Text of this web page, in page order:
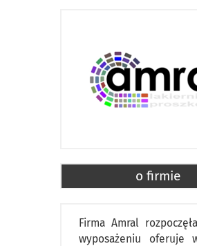
o firmie
Firma Amral
wyposażeniu oferuje